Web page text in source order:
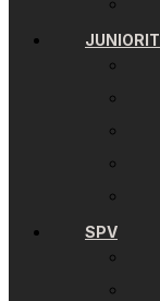
JUNIORIT
SPV